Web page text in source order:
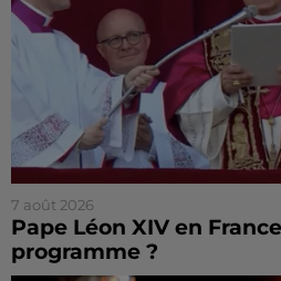
7 août 2026
Pape Léon XIV en
programme ?